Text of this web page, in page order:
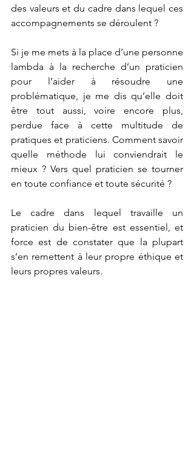
des valeurs et du cadre dans lequel ces
accompagnements se déroulent ?
Si je me mets à la place d’une personne
lambda à la recherche d’un praticien
pour l’aider à résoudre une
problématique, je me dis qu’elle doit
être tout aussi, voire encore plus,
perdue face à cette multitude de
pratiques et praticiens. Comment savoir
quelle méthode lui conviendrait le
mieux ? Vers quel praticien se tourner
en toute confiance et toute sécurité ?
Le cadre dans lequel travaille un
praticien du bien-être est essentiel, et
force est de constater que la plupart
s’en remettent à leur propre éthique et
leurs propres valeurs.